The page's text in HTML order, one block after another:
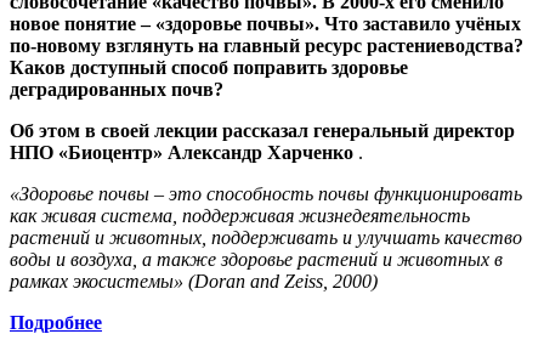
новое понятие – «здоровье почвы». Что заставило учёных
по-новому взглянуть на главный ресурс растениеводства?
Каков доступный способ поправить здоровье
деградированных почв?
Об этом в своей лекции рассказал генеральный директор
НПО «Биоцентр» Александр Харченко .
«Здоровье почвы – это способность почвы функционировать
как живая система, поддерживая жизнедеятельность
растений и животных, поддерживать и улучшать качество
воды и воздуха, а также здоровье растений и животных в
рамках экосистемы» (Doran and Zeiss, 2000)
Подробнее